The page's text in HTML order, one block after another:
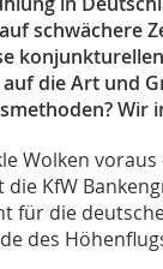
schwächere
die Art und
Wolken
KfW
für die
des